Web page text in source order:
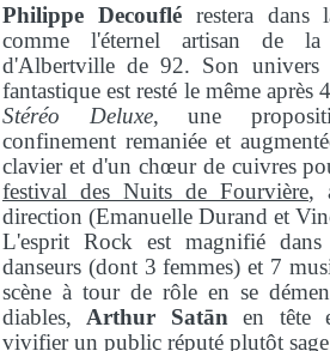
Philippe Decouflérestera dans
comme l'éternel artisan de
d'Albertville de 92. Son univers
fantastique est resté le même après
Stéréo Deluxe, une
confinement remaniée et
clavier et d'un chœur de cuivres
festival des Nuits de Fourvière,
direction (Emanuelle Durand et
L'esprit Rock est magnifié
danseurs (dont 3 femmes) et 7
scène à tour de rôle en se
diables, Arthur Satān en tête
vivifier un public réputé plutôt